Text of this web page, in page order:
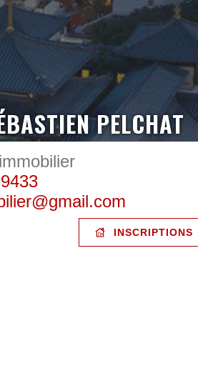
PELCHAT
INSCRIPTIONS